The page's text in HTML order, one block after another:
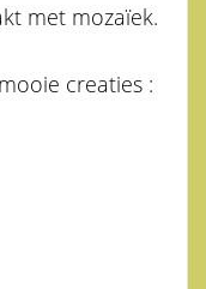
met mozaïek.
creaties :